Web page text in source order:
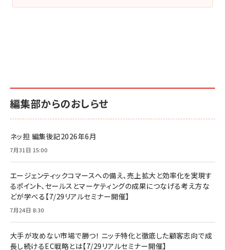
編集部からのおしらせ
ネッ担 編集後記2026年6月
7月31日 15:00
エージェンティックコマースへの備え、売上拡大と効率化を実現す
るポイント、セールスとマーケティングの成果につなげる考え方な
どが学べる【7/29リアルセミナー開催】
7月24日 8:30
大手が攻めない市場で勝つ！ ニッチ特化と徹底した顧客志向で成
長し続けるEC戦略とは【7/29リアルセミナー開催】